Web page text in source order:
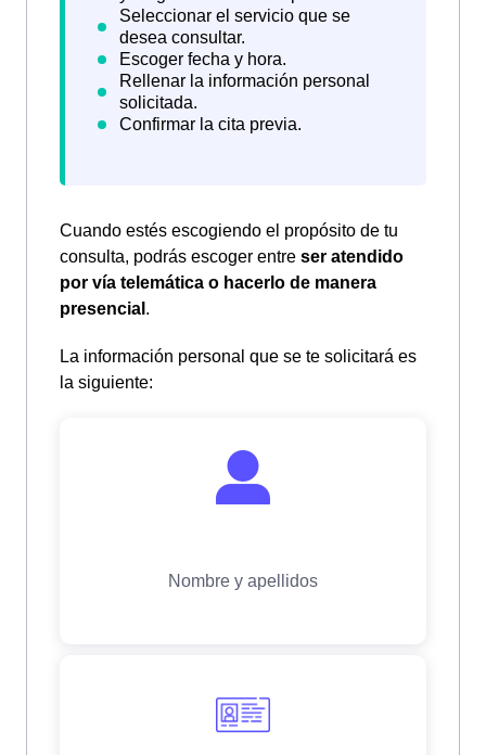
Cuando estés escogiendo el propósito de tu
consulta, podrás escoger entre ser atendido
por vía telemática o hacerlo de manera
presencial .
La información personal que se te solicitará es
la siguiente: